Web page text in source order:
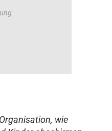
wie